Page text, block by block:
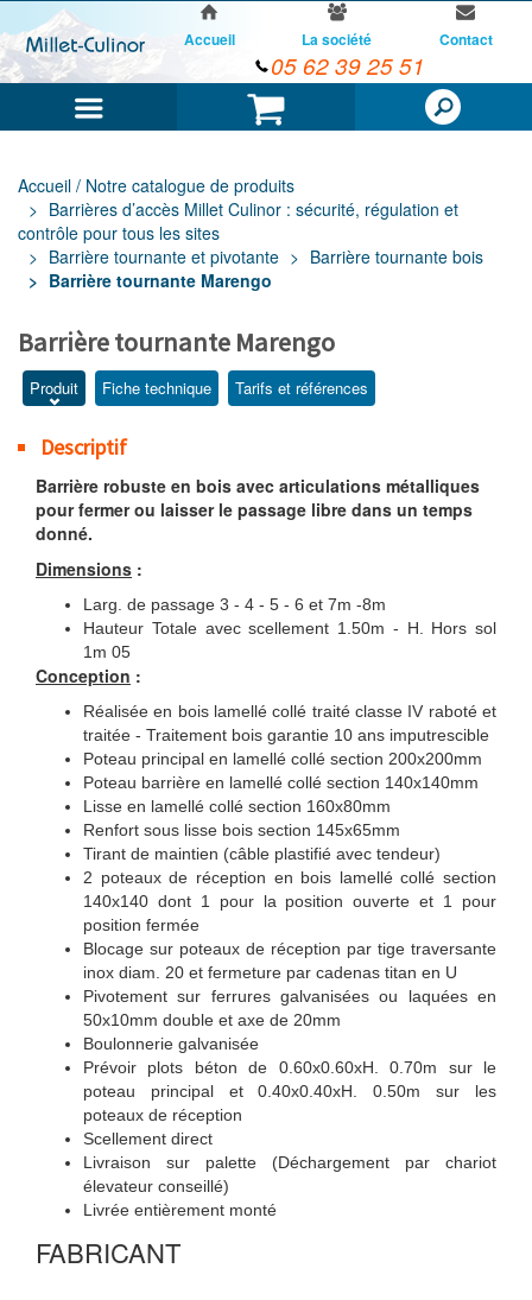
Panier
Accueil La société Contact
05 62 39 25 51
Accueil / Notre catalogue de produits
Barrières d’accès Millet Culinor : sécurité, régulation et
contrôle pour tous les sites
Barrière tournante et pivotante
Barrière tournante bois
Barrière tournante Marengo
Barrière tournante Marengo
Produit Fiche technique Tarifs et références
Descriptif
Barrière robuste en bois avec articulations métalliques
pour fermer ou laisser le passage libre dans un temps
donné.
Dimensions :
Larg. de passage 3 - 4 - 5 - 6 et 7m -8m
Hauteur Totale avec scellement 1.50m - H. Hors sol
1m 05
Conception :
Réalisée en bois lamellé collé traité classe IV raboté et
traitée - Traitement bois garantie 10 ans imputrescible
Poteau principal en lamellé collé section 200x200mm
Poteau barrière en lamellé collé section 140x140mm
Lisse en lamellé collé section 160x80mm
Renfort sous lisse bois section 145x65mm
Tirant de maintien (câble plastifié avec tendeur)
2 poteaux de réception en bois lamellé collé section
140x140 dont 1 pour la position ouverte et 1 pour
position fermée
Blocage sur poteaux de réception par tige traversante
inox diam. 20 et fermeture par cadenas titan en U
Pivotement sur ferrures galvanisées ou laquées en
50x10mm double et axe de 20mm
Boulonnerie galvanisée
Prévoir plots béton de 0.60x0.60xH. 0.70m sur le
poteau principal et 0.40x0.40xH. 0.50m sur les
poteaux de réception
Scellement direct
Livraison sur palette (Déchargement par chariot
élevateur conseillé)
Livrée entièrement monté
FABRICANT